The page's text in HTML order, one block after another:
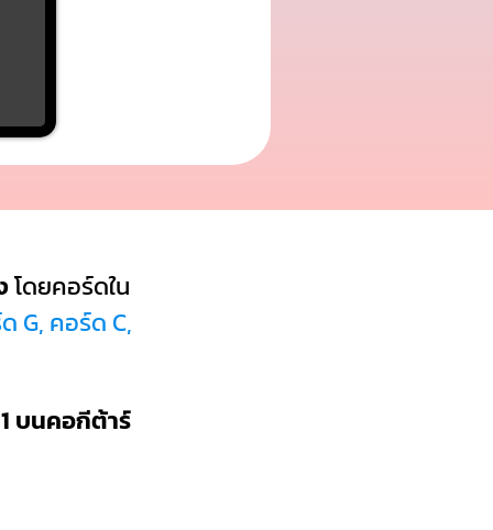
โดยคอร์ดใน
G, คอร์ด C,
บนคอกีต้าร์